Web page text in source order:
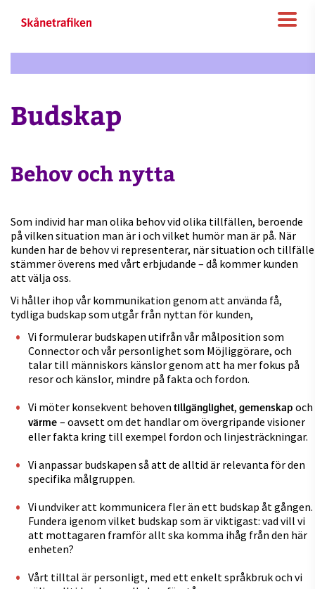
Budskap
Behov och nytta
Som individ har man olika behov vid olika tillfällen, beroende
på vilken situation man är i och vilket humör man är på. När
kunden har de behov vi representerar, när situation och tillfälle
stämmer överens med vårt erbjudande – då kommer kunden
att välja oss.
Vi håller ihop vår kommunikation genom att använda få,
tydliga budskap som utgår från nyttan för kunden,
Vi formulerar budskapen utifrån vår målposition som
Connector och vår personlighet som Möjliggörare, och
talar till människors känslor genom att ha mer fokus på
resor och känslor, mindre på fakta och fordon.
Vi möter konsekvent behoven tillgänglighet, gemenskap och
värme – oavsett om det handlar om övergripande visioner
eller fakta kring till exempel fordon och linjesträckningar.
Vi anpassar budskapen så att de alltid är relevanta för den
specifika målgruppen.
Vi undviker att kommunicera fler än ett budskap åt gången.
Fundera igenom vilket budskap som är viktigast: vad vill vi
att mottagaren framför allt ska komma ihåg från den här
enheten?
Vårt tilltal är personligt, med ett enkelt språkbruk och vi